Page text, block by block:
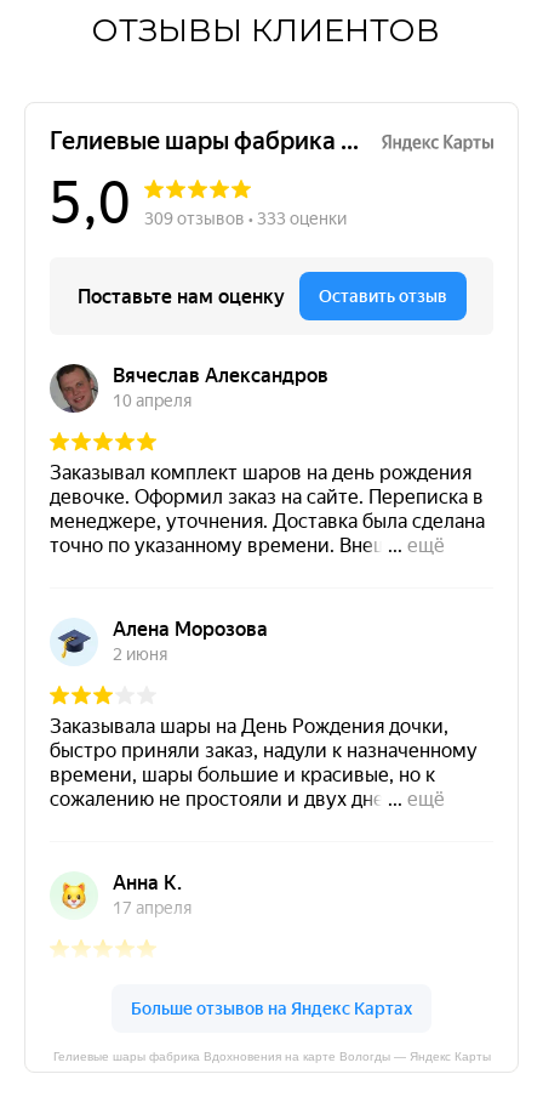
ОТЗЫВЫ КЛИЕНТОВ
Гелиевые шары фабрика Вдохновения на карте Вологды — Яндекс Карты